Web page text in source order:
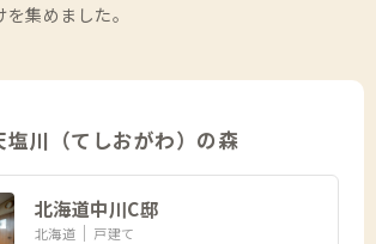
集めました。
塩川（てしおがわ）の森
北海道中川C邸
北海道 戸建て